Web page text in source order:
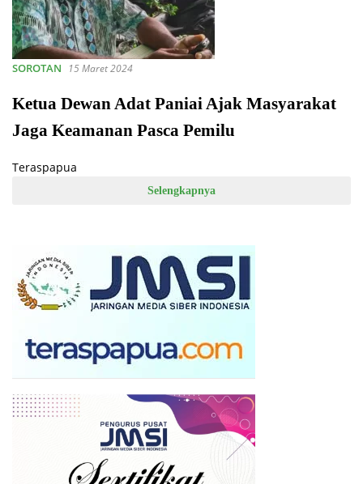
SOROTAN 15 Maret 2024
Ketua Dewan Adat Paniai Ajak Masyarakat
Jaga Keamanan Pasca Pemilu
Teraspapua
Selengkapnya